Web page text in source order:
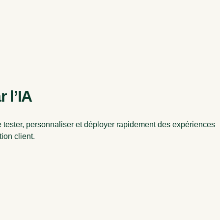
l’IA
tester, personnaliser et déployer rapidement des expériences
client.